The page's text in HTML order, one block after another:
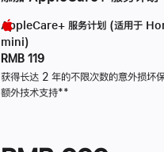
AppleCare+ 服务计划 (适用于
mini)
RMB 119
获得长达 2 年的不限次数的意外损坏
额外技术支持脚
**